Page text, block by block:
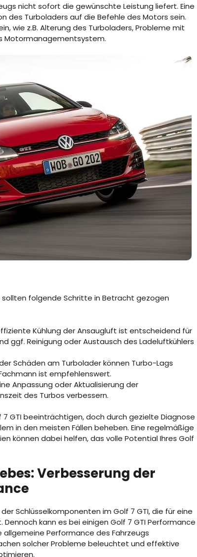
nicht sofort die gewünschte Leistung liefert. Eine
des Turboladers auf die Befehle des Motors sein.
wie z.B. Alterung des Turboladers, Probleme mit
Motormanagementsystem.
folgende Schritte in Betracht gezogen
Kühlung der Ansaugluft ist entscheidend für
ggf. Reinigung oder Austausch des Ladeluftkühlers
Schäden am Turbolader können Turbo-Lags
ist empfehlenswert.
Anpassung oder Aktualisierung der
des Turbos verbessern.
GTI beeinträchtigen, doch durch gezielte Diagnose
in den meisten Fällen beheben. Eine regelmäßige
können dabei helfen, das volle Potential Ihres Golf
Verbesserung der
Schlüsselkomponenten im Golf 7 GTI, die für eine
kann es bei einigen Golf 7 GTI Performance
Performance des Fahrzeugs
solcher Probleme beleuchtet und effektive